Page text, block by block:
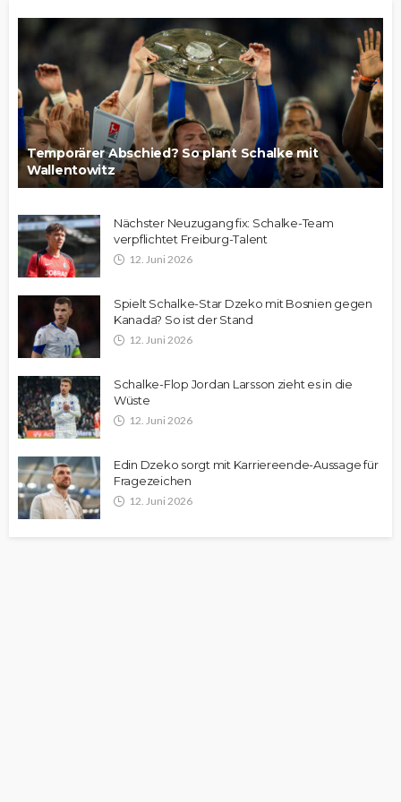
Temporärer Abschied? So plant Schalke mit
Wallentowitz
Nächster Neuzugang fix: Schalke-Team
verpflichtet Freiburg-Talent
12. Juni 2026
Spielt Schalke-Star Dzeko mit Bosnien gegen
Kanada? So ist der Stand
12. Juni 2026
Schalke-Flop Jordan Larsson zieht es in die
Wüste
12. Juni 2026
Edin Dzeko sorgt mit Karriereende-Aussage für
Fragezeichen
12. Juni 2026